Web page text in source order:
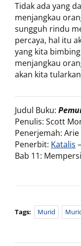
Tidak ada yang
menjangkau
sungguh rindu
percaya, hal itu
yang kita
menjangkau
akan kita
Judul Buku:
Penulis: Scott
Penerjemah: Arie
Penerbit: Katalis
Bab 11:
Tags: Murid